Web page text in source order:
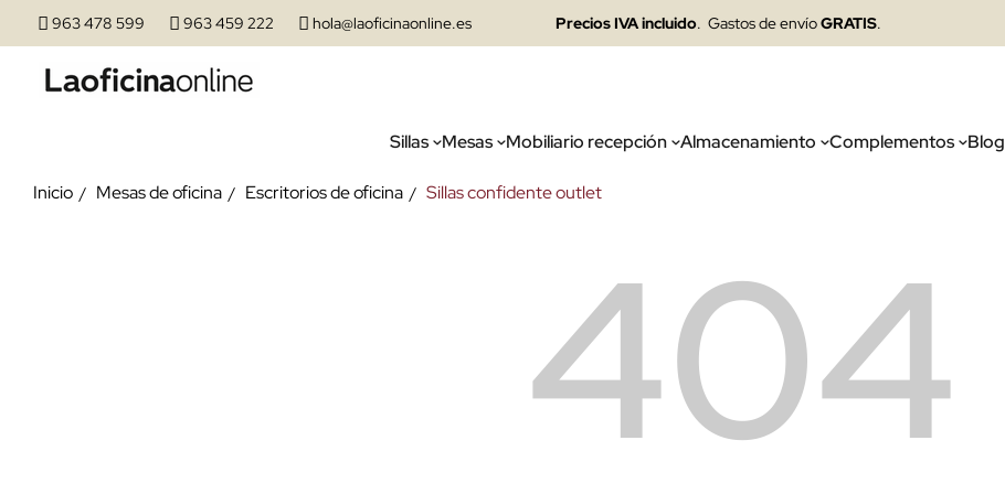
963 478 599 963 459 222 hola@laoficinaonline.es Precios IVA incluido. Gastos de envíoGRATIS.
Sillas Mesas Mobiliario recepción Almacenamiento Complementos Blog
Inicio Mesas de oficina Escritorios de oficina Sillas confidente outlet
404